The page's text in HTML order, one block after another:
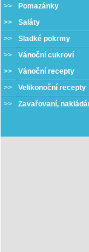
>>
Pomazánky
>>
Saláty
>>
Sladké pokrmy
>>
Vánoční cukroví
>>
Vánoční recepty
>>
Velikonoční recepty
>>
Zavařovaní,